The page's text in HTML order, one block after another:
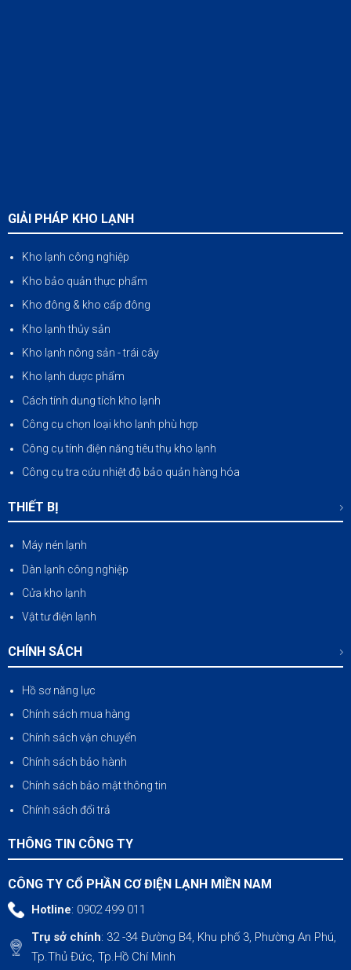
GIẢI PHÁP KHO LẠNH
Kho lạnh công nghiệp
Kho bảo quản thực phẩm
Kho đông & kho cấp đông
Kho lạnh thủy sản
Kho lạnh nông sản -trái cây
Kho lạnh dược phẩm
Cách tính dung tích kho lạnh
Công cụ chọn loại kho lạnh phù hợp
Công cụ tính điện năng tiêu thụ kho lạnh
Công cụ tra cứu nhiệt độ bảo quản hàng hóa
THIẾT BỊ
Máy nén lạnh
Dàn lạnh công nghiệp
Cửa kho lạnh
Vật tư điện lạnh
CHÍNH SÁCH
Hồ sơ năng lực
Chính sách mua hàng
Chính sách vận chuyển
Chính sách bảo hành
Chính sách bảo mật thông tin
Chính sách đổi trả
THÔNG TIN CÔNG TY
CÔNG TY CỔ PHẦN CƠ ĐIỆN LẠNH MIỀN NAM
Hotline: 0902 499 011
Trụ sở chính: 32 -34 Đường B4, Khu phố 3, Phường An Phú,
Tp.Thủ Đức, Tp.Hồ Chí Minh